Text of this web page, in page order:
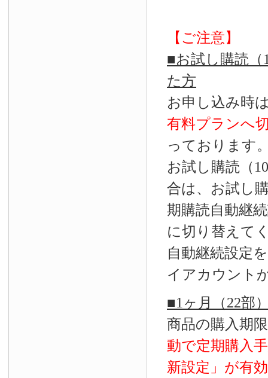
【ご注意】
■お試し購読（
た方
お申し込み時
有料プランへ
っております
お試し購読（
合は、お試し
期購読自動継
に切り替えて
自動継続設定
イアカウント
■1ヶ月（22部
商品の購入期
動で定期購入
新設定」が有効